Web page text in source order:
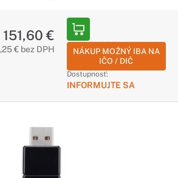
151,60 €
€ bez DPH
NÁKUP MOŽNÝ IBA NA
IČO / DIČ
Dostupnosť:
INFORMUJTE SA